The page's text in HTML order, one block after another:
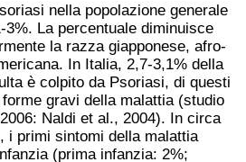
nella popolazione generale
3%. La percentuale diminuisce
la razza giapponese, afro-
In Italia, 2,7-3,1% della
è colpito da Psoriasi, di questi
gravi della malattia (studio
Naldi et al., 2004). In circa
i primi sintomi della malattia
(prima infanzia: 2%;